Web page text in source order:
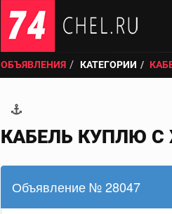
ОБЪЯВЛЕНИЯ КАТЕГОРИИ
КАБЕЛЬ КУПЛЮ С
Объявление № 28047